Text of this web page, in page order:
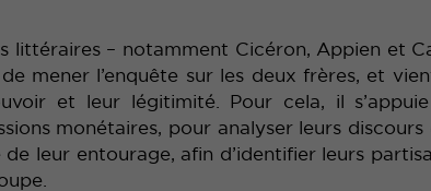
littéraires – notamment Cicéron, Appien et
mener l’enquête sur les deux frères, et
et leur légitimité. Pour cela, il
monétaires, pour analyser leurs
de leur entourage, afin d’identifier leurs